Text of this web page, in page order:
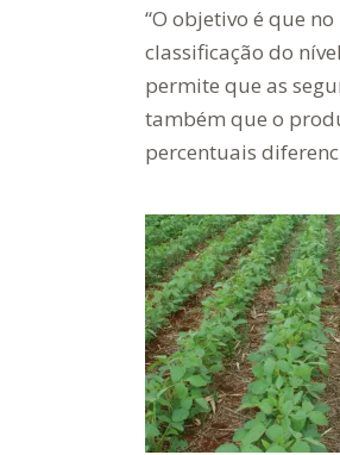
“O objetivo é que
classificação do
permite que as
também que o
percentuais